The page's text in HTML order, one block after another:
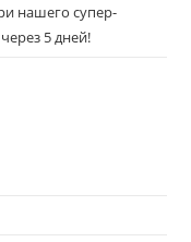
нашего супер-
5 дней!